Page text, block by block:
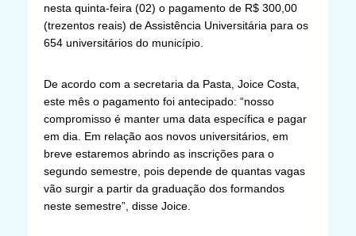
nesta quinta-feira (02) o pagamento de R$ 300,00
(trezentos reais) de Assistência Universitária para os
654 universitários do município.
De acordo com a secretaria da Pasta, Joice Costa,
este mês o pagamento foi antecipado: “nosso
compromisso é manter uma data específica e pagar
em dia. Em relação aos novos universitários, em
breve estaremos abrindo as inscrições para o
segundo semestre, pois depende de quantas vagas
vão surgir a partir da graduação dos formandos
neste semestre”, disse Joice.